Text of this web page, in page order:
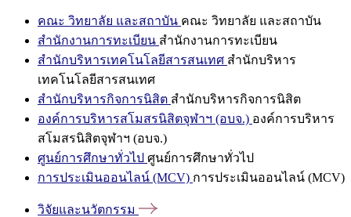
คณะ วิทยาลัย และสถาบัน คณะ วิทยาลัย และสถาบัน
สำนักงานการทะเบียน สำนักงานการทะเบียน
สำนักบริหารเทคโนโลยีสารสนเทศ สำนักบริหาร
เทคโนโลยีสารสนเทศ
สำนักบริหารกิจการนิสิต สำนักบริหารกิจการนิสิต
องค์การบริหารสโมสรนิสิตจุฬาฯ (อบจ.) องค์การบริหาร
สโมสรนิสิตจุฬาฯ (อบจ.)
ศูนย์การศึกษาทั่วไป ศูนย์การศึกษาทั่วไป
การประเมินออนไลน์ (MCV) การประเมินออนไลน์ (MCV)
วิจัยและนวัตกรรม